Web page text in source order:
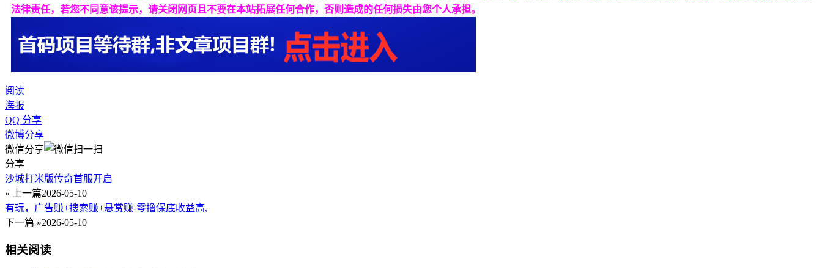
法律责任，若您不同意该提示，请关闭网页且不要在本站拓展任何合作，否则造成的任何损失由您个人承担。
阅读
海报
QQ 分享
微博分享
微信分享
分享
沙城打米版传奇首服开启
« 上一篇2026-05-10
有玩，广告赚+搜索赚+悬赏赚-零撸保底收益高,
下一篇 »2026-05-10
相关阅读